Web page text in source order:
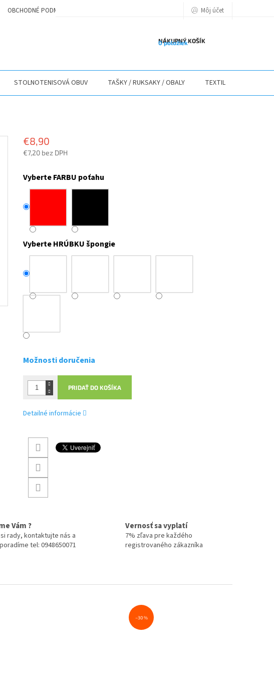
OBCHODNÉ PODMIENKY PODMIENKY OCHRANY OSOBNÝCH ÚDAJOVMôj účet
NÁKUPNÝ KOŠÍK
0 položiek
STOLNOTENISOVÁ OBUV TAŠKY / RUKSAKY / OBALY TEXTIL
€8,90
€7,20 bez DPH
cena:
Vyberte FARBU poťahu
Vyberte HRÚBKU špongie
Možnosti doručenia
PRIDAŤ DO KOŠÍKA
Detailné informácie
Vám ?
rady, kontaktujte nás a
tel: 0948650071
Vernosť sa vyplatí
7% zľava pre každého
registrovaného zákazníka
–30 %